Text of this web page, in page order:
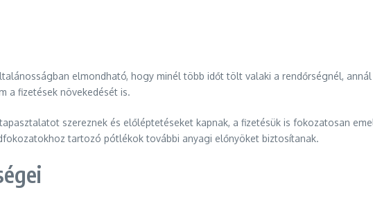
elmondható, hogy minél több időt tölt valaki a rendőrségnél,
a fizetések növekedését is.
szereznek és előléptetéseket kapnak, a fizetésük is fokozatosan
tartozó pótlékok további anyagi előnyöket biztosítanak.